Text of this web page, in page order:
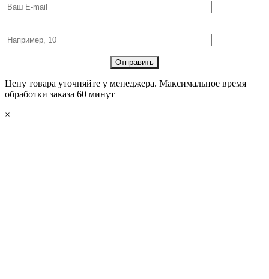
Цену товара уточняйте у менеджера. Максимальное время
обработки заказа 60 минут
×